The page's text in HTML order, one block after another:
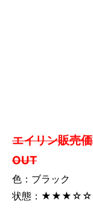
エイリン販売
OUT
色：ブラック
状態：★★★☆☆